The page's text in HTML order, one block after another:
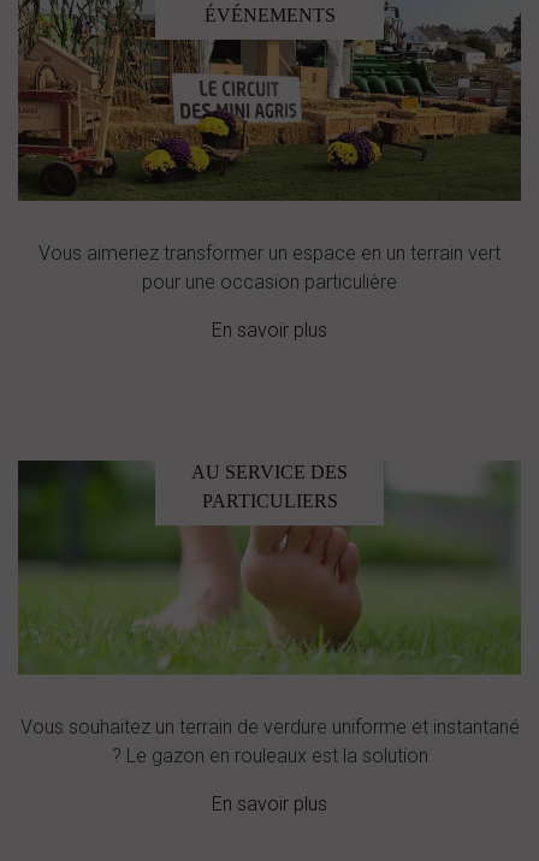
Vous aimeriez transformer un espace en un terrain vert
pour une occasion particulière
En savoir plus
ÉVÉNEMENTS
AU SERVICE DES
PARTICULIERS
Vous souhaitez un terrain de verdure uniforme et instantané
? Le gazon en rouleaux est la solution
En savoir plus